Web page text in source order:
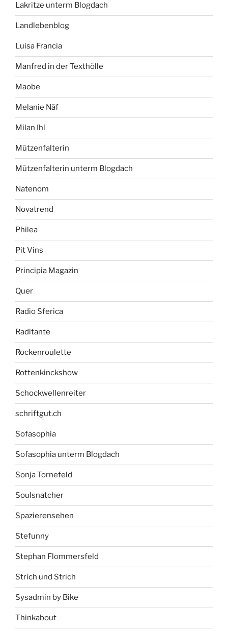
Lakritze unterm Blogdach
Landlebenblog
Luisa Francia
Manfred in der Texthölle
Maobe
Melanie Näf
Milan Ihl
Mützenfalterin
Mützenfalterin unterm Blogdach
Natenom
Novatrend
Philea
Pit Vins
Principia Magazin
Quer
Radio Sferica
Radltante
Rockenroulette
Rottenkinckshow
Schockwellenreiter
schriftgut.ch
Sofasophia
Sofasophia unterm Blogdach
Sonja Tornefeld
Soulsnatcher
Spazierensehen
Stefunny
Stephan Flommersfeld
Strich und Strich
Sysadmin by Bike
Thinkabout